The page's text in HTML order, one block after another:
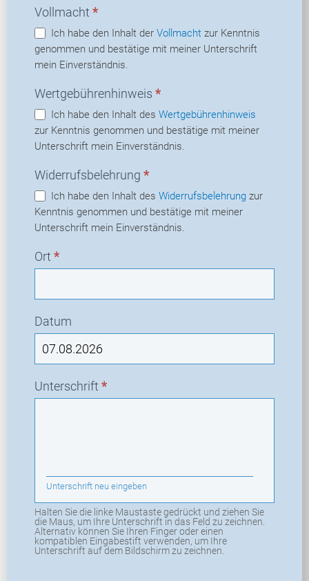
Vollmacht *
Ich habe den Inhalt der Vollmacht zur Kenntnis
genommen und bestätige mit meiner Unterschrift
mein Einverständnis.
Wertgebührenhinweis *
Ich habe den Inhalt des Wertgebührenhinweis
zur Kenntnis genommen und bestätige mit meiner
Unterschrift mein Einverständnis.
Widerrufsbelehrung *
Ich habe den Inhalt des Widerrufsbelehrung
Kenntnis genommen und bestätige mit meiner
Unterschrift mein Einverständnis.
Ort *
Datum
Unterschrift *
Unterschrift neu eingeben
Halten Sie die linke Maustaste gedrückt und ziehen Sie
die Maus, um Ihre Unterschrift in das Feld zu zeichnen.
Alternativ können Sie Ihren Finger oder einen
kompatiblen Eingabestift verwenden, um Ihre
Unterschrift auf dem Bildschirm zu zeichnen.